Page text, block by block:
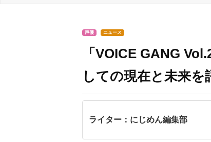
声優 ニュース
「VOICE GANG
しての現在と未来
ライター：にじめん編集部